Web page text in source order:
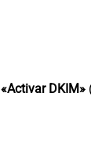
«Activar DKIM»